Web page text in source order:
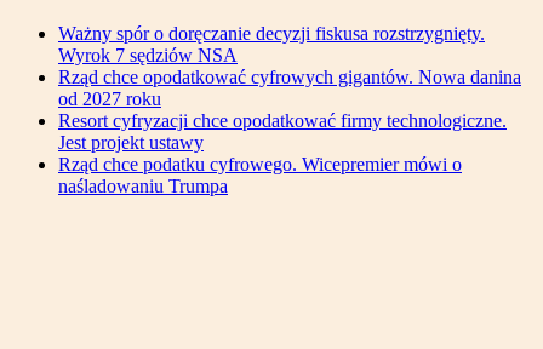
Ważny spór o doręczanie decyzji fiskusa rozstrzygnięty.
Wyrok 7 sędziów NSA
Rząd chce opodatkować cyfrowych gigantów. Nowa danina
od 2027 roku
Resort cyfryzacji chce opodatkować firmy technologiczne.
Jest projekt ustawy
Rząd chce podatku cyfrowego. Wicepremier mówi o
naśladowaniu Trumpa